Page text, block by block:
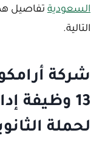
السعودية تفاصيل
التالية.
شركة
13 وظيفة
لحملة